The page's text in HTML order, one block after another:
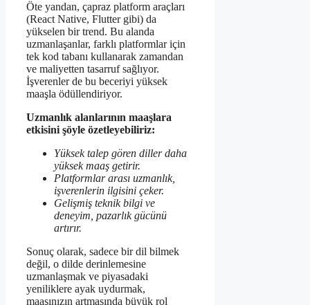
Öte yandan, çapraz platform araçları
(React Native, Flutter gibi) da
yükselen bir trend. Bu alanda
uzmanlaşanlar, farklı platformlar için
tek kod tabanı kullanarak zamandan
ve maliyetten tasarruf sağlıyor.
İşverenler de bu beceriyi yüksek
maaşla ödüllendiriyor.
Uzmanlık alanlarının maaşlara
etkisini şöyle özetleyebiliriz:
Yüksek talep gören diller daha
yüksek maaş getirir.
Platformlar arası uzmanlık,
işverenlerin ilgisini çeker.
Gelişmiş teknik bilgi ve
deneyim, pazarlık gücünü
artırır.
Sonuç olarak, sadece bir dil bilmek
değil, o dilde derinlemesine
uzmanlaşmak ve piyasadaki
yeniliklere ayak uydurmak,
maaşınızın artmasında büyük rol